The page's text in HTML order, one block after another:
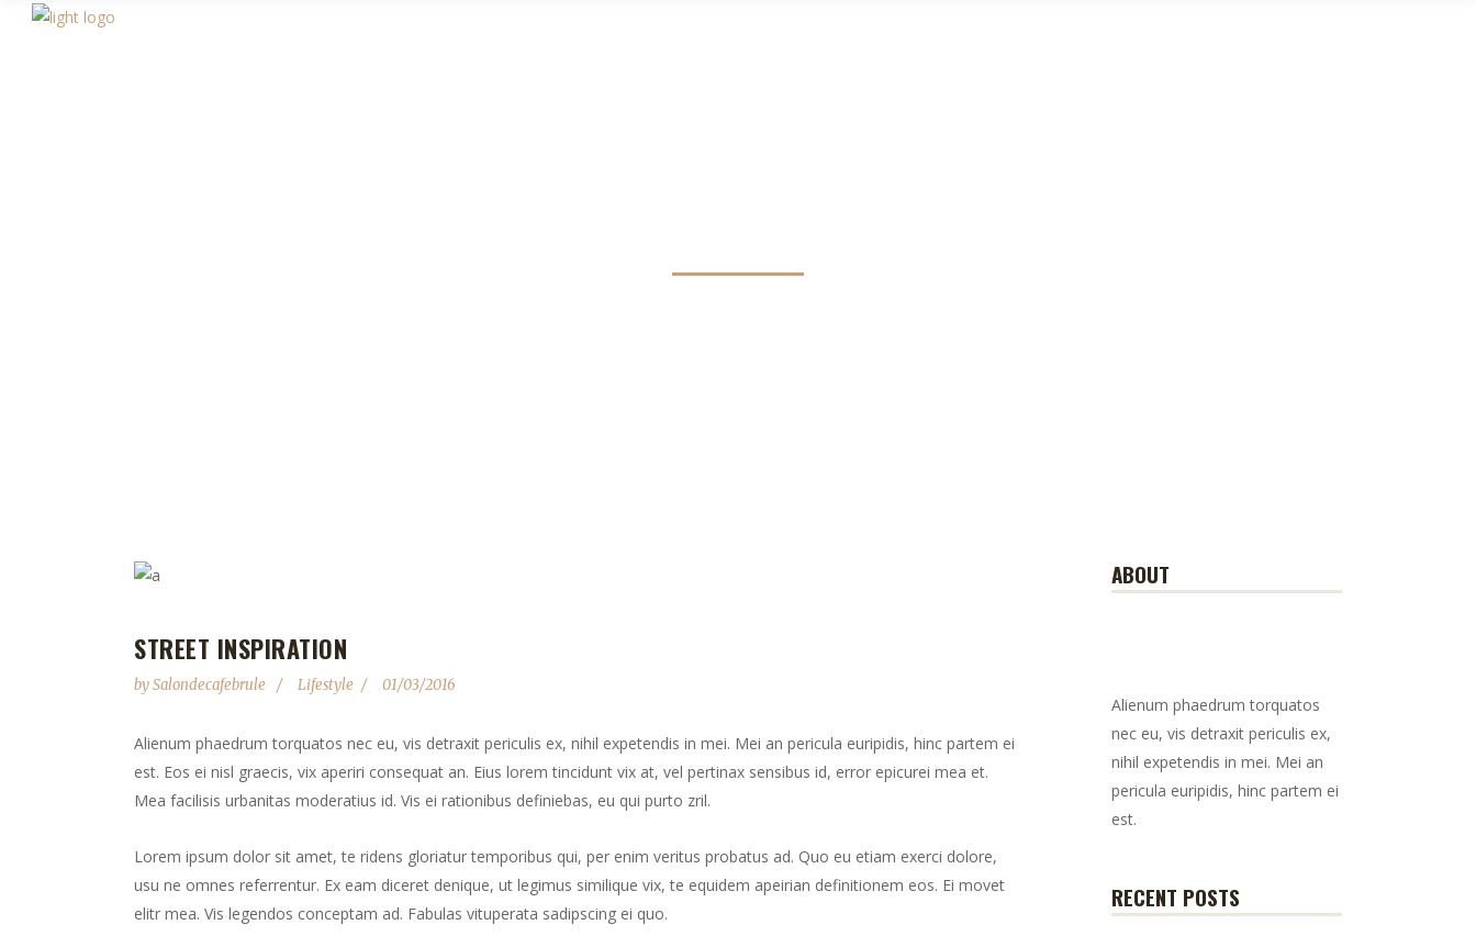
STREET INSPIRATION
bySalondecafebrule Lifestyle 01/03/2016
Alienum phaedrum torquatos nec eu, vis detraxit periculis ex, nihil expetendis in mei. Mei an pericula euripidis, hinc partem ei
est. Eos ei nisl graecis, vix aperiri consequat an. Eius lorem tincidunt vix at, vel pertinax sensibus id, error epicurei mea et.
Mea facilisis urbanitas moderatius id. Vis ei rationibus definiebas, eu qui purto zril.
Lorem ipsum dolor sit amet, te ridens gloriatur temporibus qui, per enim veritus probatus ad. Quo eu etiam exerci dolore,
usu ne omnes referrentur. Ex eam diceret denique, ut legimus similique vix, te equidem apeirian definitionem eos. Ei movet
elitr mea. Vis legendos conceptam ad. Fabulas vituperata sadipscing ei quo.
ABOUT
Alienum phaedrum torquatos
nec eu, vis detraxit periculis ex,
nihil expetendis in mei. Mei an
pericula euripidis, hinc partem ei
est.
RECENT POSTS